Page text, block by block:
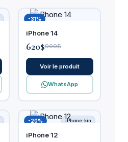
-31%
iPhone 14
620$900$
Voir le produit
WhatsApp
-20% iPhone-kin
iPhone 12